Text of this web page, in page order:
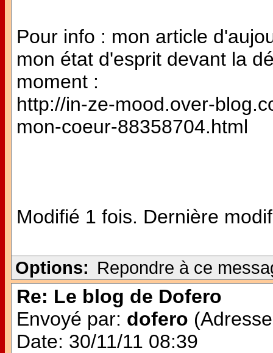
Pour info : mon article
mon état d'esprit devant la
moment :
http://in-ze-mood.over-
mon-coeur-88358704.html
Modifié 1 fois. Dernière
Options: Repondre à ce
Re: Le blog de Dofero
Envoyé par: dofero
Date: 30/11/11 08:39